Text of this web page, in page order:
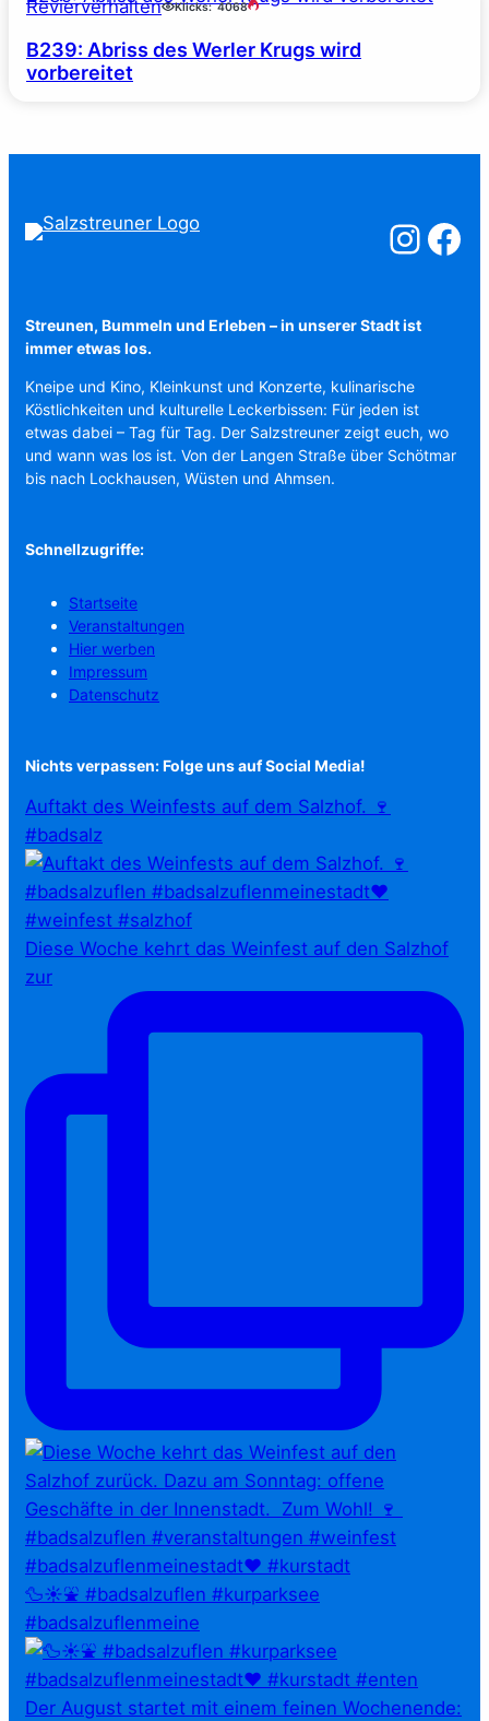
Revierverhalten Klicks: 4068
B239: Abriss des Werler Krugs wird
vorbereitet
Salzstreuner
Streunen, Bummeln und Erleben – in unserer Stadt ist
immer etwas los.
Kneipe und Kino, Kleinkunst und Konzerte, kulinarische
Köstlichkeiten und kulturelle Leckerbissen: Für jeden ist
etwas dabei – Tag für Tag. Der Salzstreuner zeigt euch, wo
und wann was los ist. Von der Langen Straße über Schötmar
bis nach Lockhausen, Wüsten und Ahmsen.
Schnellzugriffe:
Startseite
Veranstaltungen
Hier werben
Impressum
Datenschutz
Nichts verpassen: Folge uns auf Social Media!
Auftakt des Weinfests auf dem Salzhof. 🍷
#badsalz
Diese Woche kehrt das Weinfest auf den Salzhof
zur
🦆☀️⛲ #badsalzuflen #kurparksee
#badsalzuflenmeine
Der August startet mit einem feinen Wochenende: